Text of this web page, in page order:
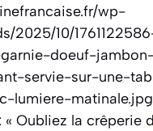
wp-
2025/10/
doeuf-
servie-sur-une-
lumiere-
« Oubliez la crêperie